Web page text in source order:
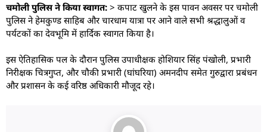
चमोली पुलिस ने किया स्वागत: > कपाट खुलने के इस पावन अवसर पर चमोली
पुलिस ने हेमकुण्ड साहिब और चारधाम यात्रा पर आने वाले सभी श्रद्धालुओं व
पर्यटकों का देवभूमि में हार्दिक स्वागत किया है।
इस ऐतिहासिक पल के दौरान पुलिस उपाधीक्षक होशियार सिंह पंखोली, प्रभारी
निरीक्षक चित्रगुप्त, और चौकी प्रभारी (घांघरिया) अमनदीप समेत गुरुद्वारा प्रबंधन
और प्रशासन के कई वरिष्ठ अधिकारी मौजूद रहे।